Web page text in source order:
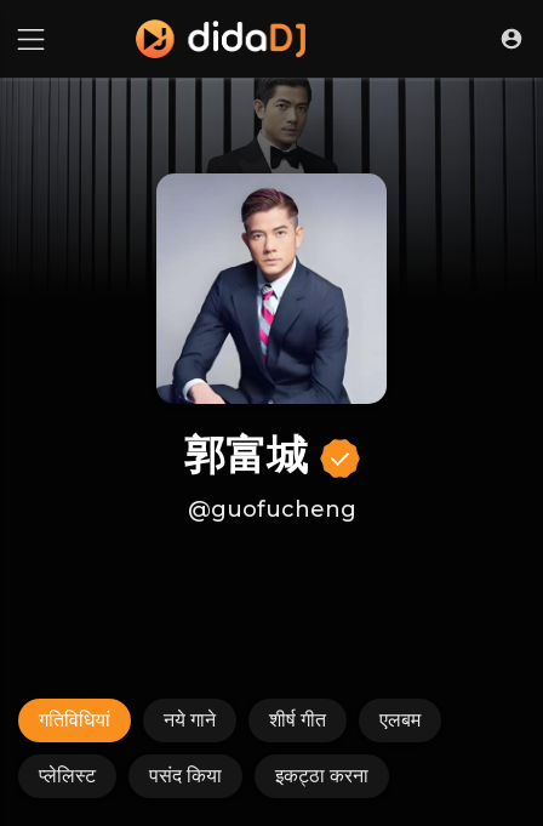
郭富城
@guofucheng
गतिविधियां नये गाने शीर्ष गीत एलबम
प्लेलिस्ट पसंद किया इकट्ठा करना